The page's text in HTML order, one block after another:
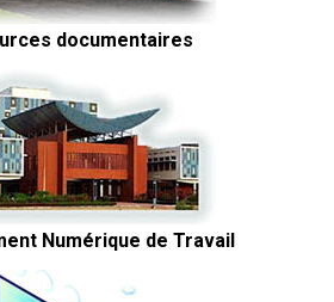
documentaires
Numérique de Travail